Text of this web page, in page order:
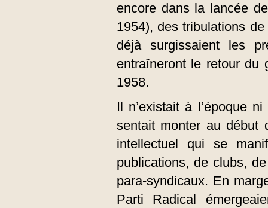
encore dans la lancée
1954), des tribulations
déjà surgissaient les
entraîneront le retour du
1958.
Il n’existait à l’époque
sentait monter au début
intellectuel qui se
publications, de clubs,
para-syndicaux. En
Parti Radical